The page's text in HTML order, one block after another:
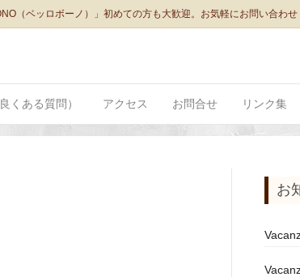
（ベッロボーノ）」初めての方も大歓迎。お気軽にお問い合わせ
くある質問） アクセス お問合せ リンク集
お